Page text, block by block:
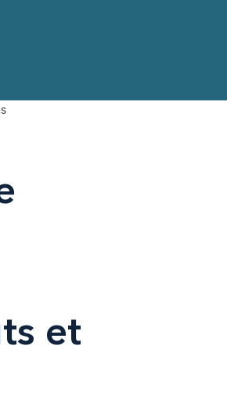
et